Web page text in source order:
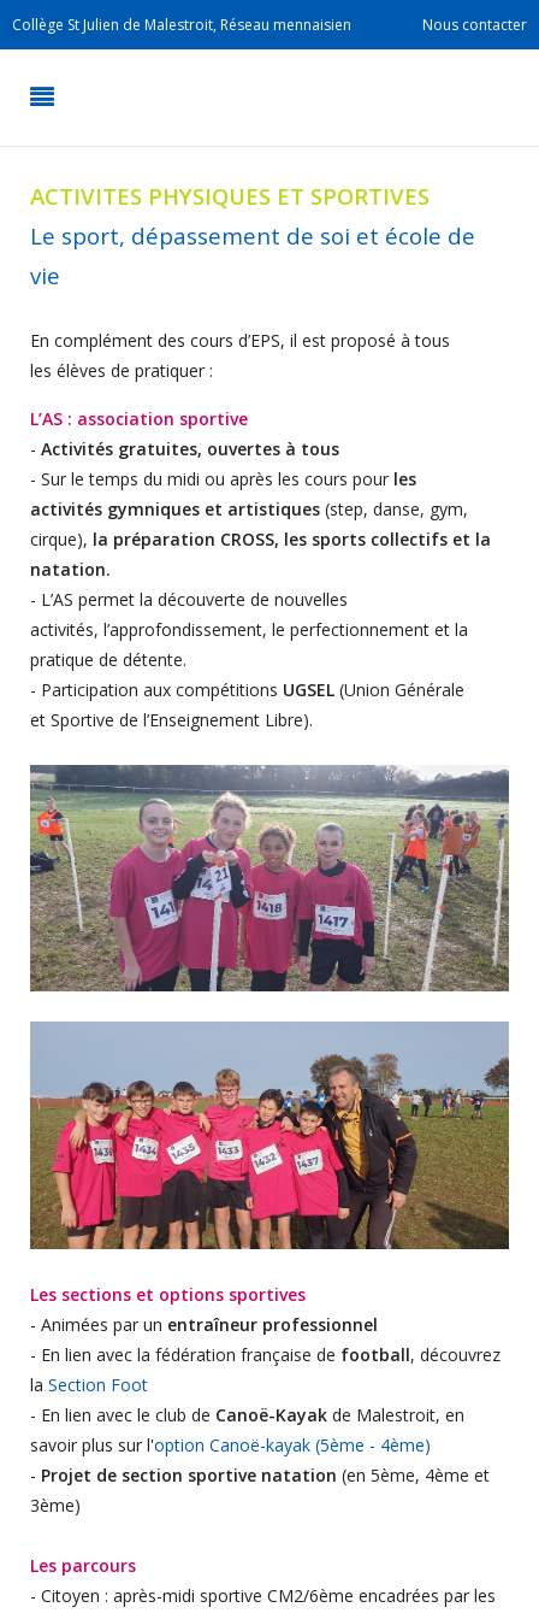
Collège St Julien de Malestroit, Réseau mennaisien Nous contacter
ACTIVITES PHYSIQUES ET SPORTIVES
Le sport, dépassement de soi et école de
vie
En complément des cours d’EPS, il est proposé à tous
les élèves de pratiquer :
L’AS : association sportive
- Activités gratuites, ouvertes à tous
- Sur le temps du midi ou après les cours pour les
activités gymniques et artistiques (step, danse, gym,
cirque), la préparation CROSS, les sports collectifs et la
natation.
- L’AS permet la découverte de nouvelles
activités, l’approfondissement, le perfectionnement et la
pratique de détente.
- Participation aux compétitions UGSEL (Union Générale
et Sportive de l’Enseignement Libre).
Les sections et options sportives
- Animées par un entraîneur professionnel
- En lien avec la fédération française de football, découvrez
la Section Foot
- En lien avec le club de Canoë-Kayak de Malestroit, en
savoir plus sur l'option Canoë-kayak (5ème - 4ème)
- Projet de section sportive natation (en 5ème, 4ème et
3ème)
Les parcours
- Citoyen : après-midi sportive CM2/6ème encadrées par les